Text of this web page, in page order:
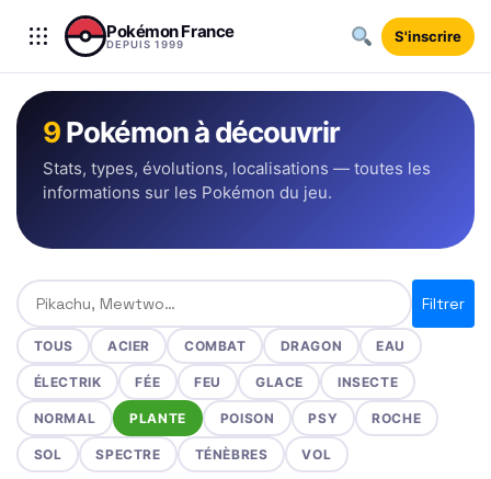
Aller au contenu
Pokémon France
DEPUIS 1999 S'inscrire
9Pokémon à découvrir
Stats, types, évolutions, localisations — toutes les
informations sur les Pokémon du jeu.
Rechercher un Pokémon
Filtrer
TOUS ACIER COMBAT DRAGON EAU
ÉLECTRIK FÉE FEU GLACE INSECTE
NORMAL PLANTE POISON PSY ROCHE
SOL SPECTRE TÉNÈBRES VOL